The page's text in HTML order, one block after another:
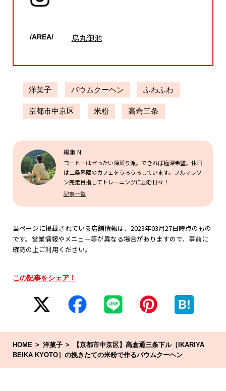
/AREA/ 烏丸御池
洋菓子 バウムクーヘン ふわふわ
京都市中京区 米粉 高倉三条
編集 N
コーヒーはぜったい深煎り派。できれば極深希望。休日
は二条界隈のカフェをうろうろしています。フルマラソ
ン完走目指してトレーニングに励む日々！
記事一覧
当ページに掲載されている店舗情報は、2023年03月27日時点のもの
です。営業情報やメニュー等が異なる場合がありますので、事前に
確認の上ご利用ください。
この記事をシェア！
B!
HOME 洋菓子
【京都市中京区】高倉通三条下ル［IKARIYA
BEIKA KYOTO］の挽きたての米粉で作るバウムクーヘン